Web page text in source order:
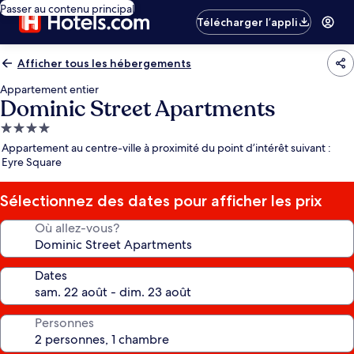
Passer au contenu principal
Télécharger l’appli
Afficher tous les hébergements
Appartement entier
Dominic Street Apartments
Hébergement
4.0 étoiles
Appartement au centre-ville à proximité du point d’intérêt suivant :
Eyre Square
Sélectionnez des dates pour afficher les prix
Où allez-vous?
Dates
Personnes